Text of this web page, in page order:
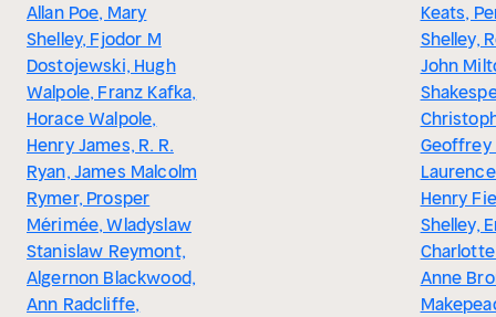
Allan Poe, Mary
Shelley, Fjodor M
Dostojewski, Hugh
Walpole, Franz Kafka,
Horace Walpole,
Henry James, R. R.
Ryan, James Malcolm
Rymer, Prosper
Mérimée, Wladyslaw
Stanislaw Reymont,
Algernon Blackwood,
Ann Radcliffe,
Keats,
Shelley,
John
Geoffrey
Henry
Shelley,
Anne